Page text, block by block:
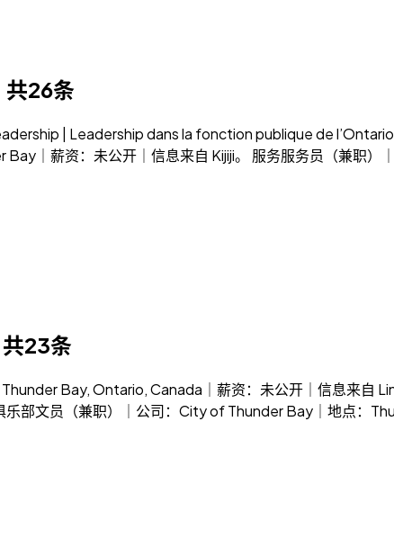
26条
| Leadership dans la fonction publique de
｜薪资：未公开｜信息来自 Kijiji。 服务服务员（兼职）
23条
Bay, Ontario, Canada｜薪资：未公开｜信息来自
乐部文员（兼职）｜公司：City of Thunder Bay｜地点：